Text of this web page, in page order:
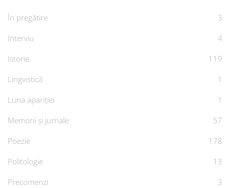
În pregătire
3
Interviu
4
Istorie
119
Lingvistică
1
Luna apariției
1
Memorii și jurnale
57
Poezie
178
Politologie
13
Precomenzi
3